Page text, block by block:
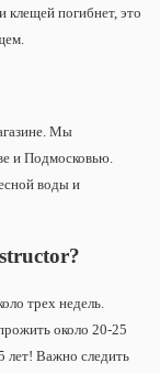
клещей погибнет, это
Мы
и Подмосковью.
воды и
трех недель.
около 20-25
лет! Важно следить